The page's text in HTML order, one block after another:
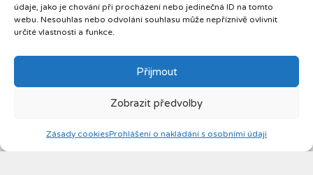
údaje, jako je chování při procházení nebo jedinečná ID na tomto
webu. Nesouhlas nebo odvolání souhlasu může nepříznivě ovlivnit
určité vlastnosti a funkce.
Přijmout
Zobrazit předvolby
Zásady cookiesProhlášení o nakládání s osobními údaji